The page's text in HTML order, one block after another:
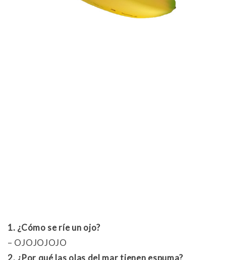
1. ¿Cómo se ríe un ojo?
– OJOJOJOJO
2. ¿Por qué las olas del mar tienen espuma?